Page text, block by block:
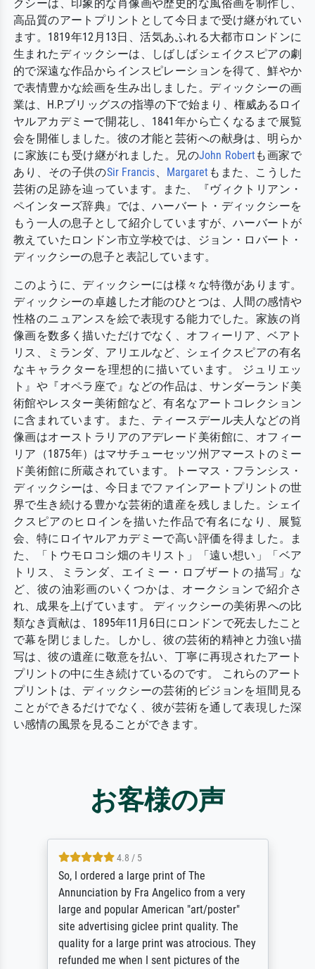
クシーは、印象的な肖像画や歴史的な風俗画を制作し、
高品質のアートプリントとして今日まで受け継がれてい
ます。1819年12月13日、活気あふれる大都市ロンドンに
生まれたディックシーは、しばしばシェイクスピアの劇
的で深遠な作品からインスピレーションを得て、鮮やか
で表情豊かな絵画を生み出しました。ディックシーの画
業は、H.P.ブリッグスの指導の下で始まり、権威あるロイ
ヤルアカデミーで開花し、1841年から亡くなるまで展覧
会を開催しました。彼の才能と芸術への献身は、明らか
に家族にも受け継がれました。兄のJohn Robertも画家で
あり、その子供のSir Francis、 Margaret もまた、こうした
芸術の足跡を辿っています。また、『ヴィクトリアン・
ペインターズ辞典』では、ハーバート・ディックシーを
もう一人の息子として紹介していますが、ハーバートが
教えていたロンドン市立学校では、ジョン・ロバート・
ディックシーの息子と表記しています。
このように、ディックシーには様々な特徴があります。
ディックシーの卓越した才能のひとつは、人間の感情や
性格のニュアンスを絵で表現する能力でした。家族の肖
像画を数多く描いただけでなく、オフィーリア、ベアト
リス、ミランダ、アリエルなど、シェイクスピアの有名
なキャラクターを理想的に描いています。 ジュリエッ
ト』や『オペラ座で』などの作品は、サンダーランド美
術館やレスター美術館など、有名なアートコレクション
に含まれています。また、ティースデール夫人などの肖
像画はオーストラリアのアデレード美術館に、オフィー
リア（1875年）はマサチューセッツ州アマーストのミー
ド美術館に所蔵されています。トーマス・フランシス・
ディックシーは、今日までファインアートプリントの世
界で生き続ける豊かな芸術的遺産を残しました。シェイ
クスピアのヒロインを描いた作品で有名になり、展覧
会、特にロイヤルアカデミーで高い評価を得ました。ま
た、「トウモロコシ畑のキリスト」「遠い想い」「ベア
トリス、ミランダ、エイミー・ロブザートの描写」な
ど、彼の油彩画のいくつかは、オークションで紹介さ
れ、成果を上げています。 ディックシーの美術界への比
類なき貢献は、1895年11月6日にロンドンで死去したこと
で幕を閉じました。しかし、彼の芸術的精神と力強い描
写は、彼の遺産に敬意を払い、丁寧に再現されたアート
プリントの中に生き続けているのです。 これらのアート
プリントは、ディックシーの芸術的ビジョンを垣間見る
ことができるだけでなく、彼が芸術を通して表現した深
い感情の風景を見ることができます。
お客様の声
4.8 / 5
So, I ordered a large print of The
Annunciation by Fra Angelico from a very
large and popular American "art/poster"
site advertising giclee print quality. The
quality for a large print was atrocious. They
refunded me when I sent pictures of the